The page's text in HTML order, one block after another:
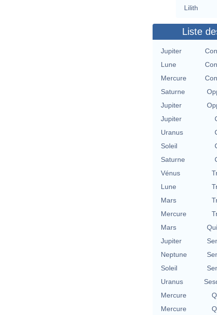
Lilith
Liste
Jupiter
Lune
Mercure
Saturne
Jupiter
Jupiter
Uranus
Soleil
Saturne
Vénus
Lune
Mars
Mercure
Mars
Jupiter
Neptune
Soleil
Uranus
Mercure
Mercure